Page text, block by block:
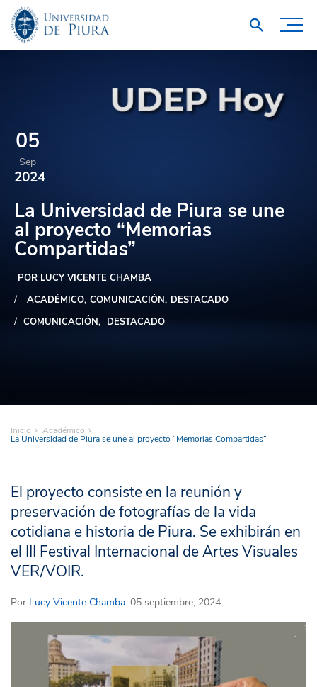
05
Sep
2024
La Universidad de Piura se une
al proyecto “Memorias
Compartidas”
POR LUCY VICENTE CHAMBA
ACADÉMICO COMUNICACIÓN DESTACADO
COMUNICACIÓN
DESTACADO
Inicio Académico
La Universidad de Piura se une al proyecto “Memorias Compartidas”
El proyecto consiste en la reunión y
preservación de fotografías de la vida
cotidiana e historia de Piura. Se exhibirán en
el III Festival Internacional de Artes Visuales
VER/VOIR.
Por Lucy Vicente Chamba. 05 septiembre, 2024.